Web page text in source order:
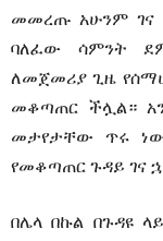
መመረጡ አሁንም ገና
ባለፈው ሳምንት
ለመጀመሪያ ጊዜ
መቆጣጠር ችሏል።
መታየታቸው ጥሩ
የመቆጣጠር ጉዳይ ገና
በሌላ በኩል በጉዳዩ